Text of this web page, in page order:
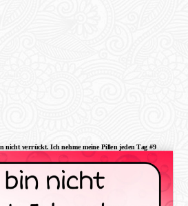
verrückt. Ich nehme meine Pillen jeden Tag #9